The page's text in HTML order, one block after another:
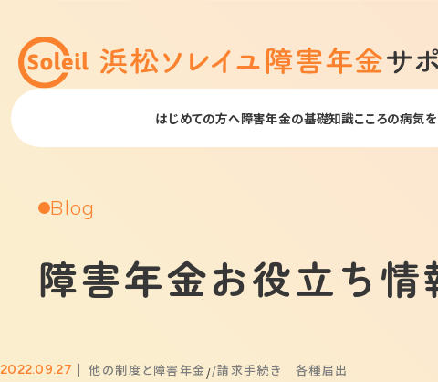
はじめての方へ障害年金の基礎知識こころの病気
Blog
障害年金お役立ち情
2022.09.27 他の制度と障害年金/ 請求手続き 各種届出